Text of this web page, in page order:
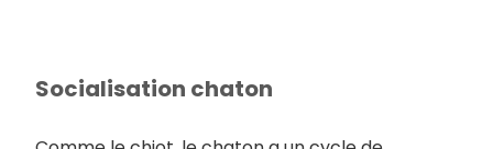
Socialisation chaton